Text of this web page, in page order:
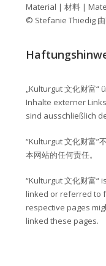
Material | 材料 |
© Stefanie Thiedig 由
„Kulturgut 文化财富
Inhalte externer
sind ausschließlich
“Kulturgut 文化财富”
本网站的任何责任。
“Kulturgut 文化财富
linked or referred to
respective pages
linked these pages.